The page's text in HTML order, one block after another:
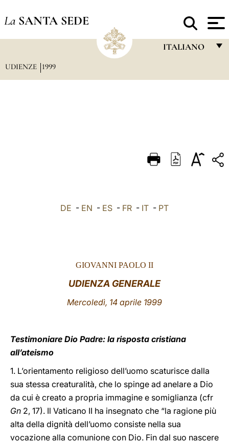
La SANTA SEDE
ITALIANO
DEUTSCH
العربيّة
UDIENZE 1999
DE - EN - ES - FR - IT - PT
GIOVANNI PAOLO II
UDIENZA GENERALE
Mercoledì, 14 aprile 1999
Testimoniare Dio Padre: la risposta cristiana
all’ateismo
1. L’orientamento religioso dell’uomo scaturisce dalla
sua stessa creaturalità, che lo spinge ad anelare a Dio
da cui è creato a propria immagine e somiglianza (cfr
Gn 2, 17). Il Vaticano II ha insegnato che “la ragione più
alta della dignità dell’uomo consiste nella sua
vocazione alla comunione con Dio. Fin dal suo nascere